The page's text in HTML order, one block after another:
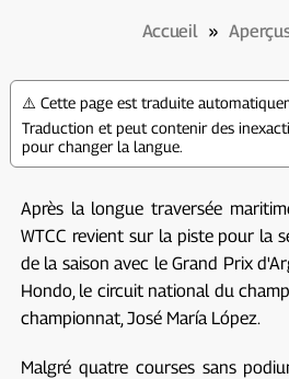
Accueil»
⚠️ Cette page est traduite
Traduction et peut contenir des
pour changer la langue.
Après la longue traversée
WTCC revient sur la piste pour la
de la saison avec le Grand Prix
Hondo, le circuit national du
championnat, José María López.
Malgré quatre courses sans